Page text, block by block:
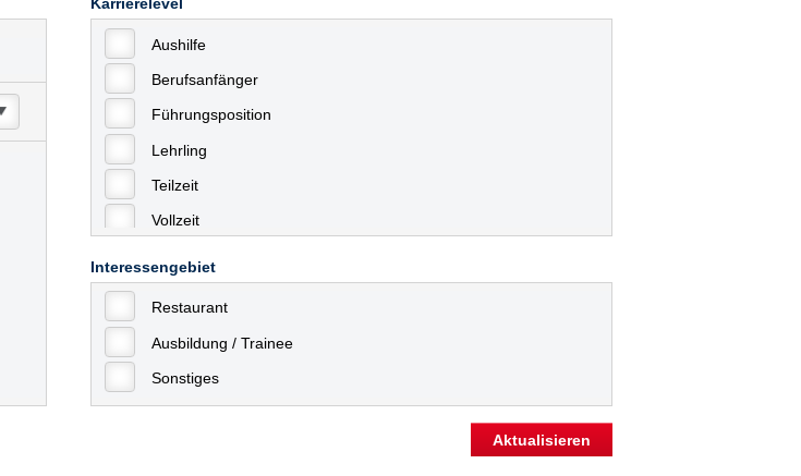
Aushilfe
Berufsanfänger
Führungsposition
Lehrling
Teilzeit
Vollzeit
Interessengebiet
Restaurant
Ausbildung / Trainee
Sonstiges
Aktualisieren